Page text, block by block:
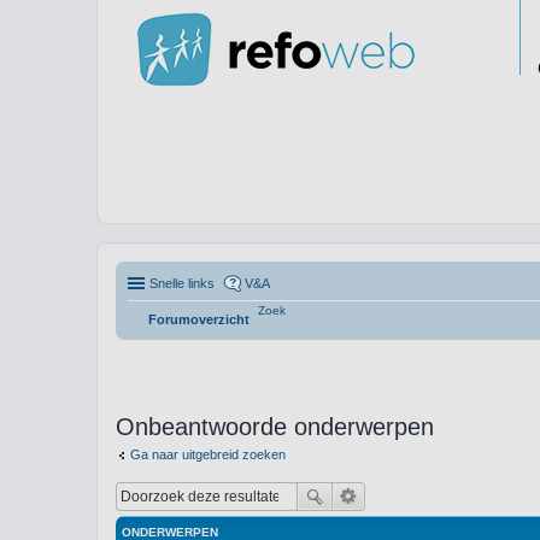
Snelle links V&A
Forumoverzicht
Zoek
Onbeantwoorde onderwerpen
Ga naar uitgebreid zoeken
ONDERWERPEN